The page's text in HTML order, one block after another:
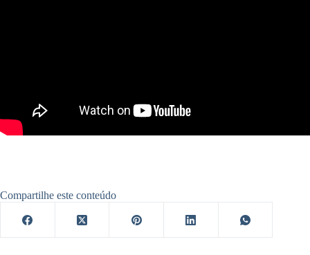
Compartilhe este conteúdo